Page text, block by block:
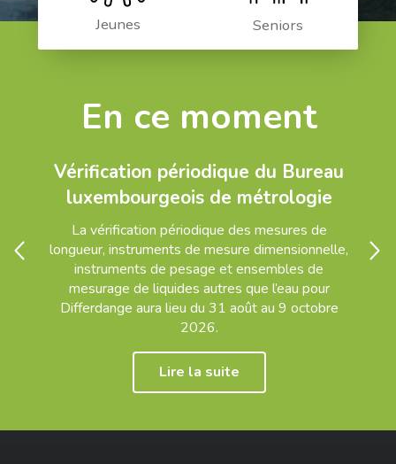
Jeunes Seniors
En ce moment
Vérification périodique du Bureau
luxembourgeois de métrologie
La vérification périodique des mesures de
longueur, instruments de mesure dimensionnelle,
instruments de pesage et ensembles de
mesurage de liquides autres que l’eau pour
Differdange aura lieu du 31 août au 9 octobre
2026.
Lire la suite
Diapositive Précédent